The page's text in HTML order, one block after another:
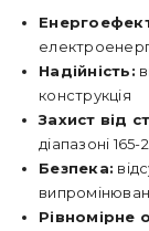
Надійність:
конструкція
Захист від
діапазоні 165-
Безпека:
Рівномірне